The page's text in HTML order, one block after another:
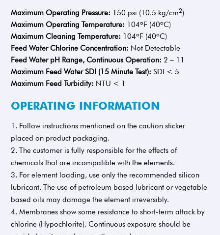
Maximum Operating Pressure: 150 psi (10.5 kg/cm2)
Maximum Operating Temperature: 104oF (40oC)
Maximum Cleaning Temperature: 104oF (40oC)
Feed Water Chlorine Concentration: Not Detectable
Feed Water pH Range, Continuous Operation: 2 – 11
Maximum Feed Water SDI (15 Minute Test): SDI < 5
Maximum Feed Turbidity: NTU < 1
OPERATING INFORMATION
Follow instructions mentioned on the caution sticker
placed on product packaging.
The customer is fully responsible for the effects of
chemicals that are incompatible with the elements.
For element loading, use only the recommended silicon
lubricant. The use of petroleum based lubricant or vegetable
based oils may damage the element irreversibly.
Membranes show some resistance to short-term attack by
chlorine (Hypochlorite). Continuous exposure should be